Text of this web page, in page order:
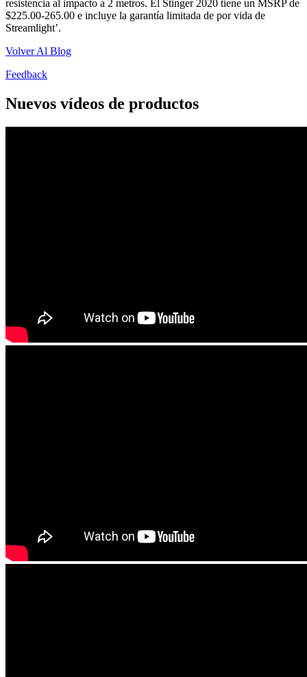
resistencia al impacto a 2 metros. El Stinger 2020 tiene un MSRP de
$225.00-265.00 e incluye la garantía limitada de por vida de
Streamlight’.
Volver Al Blog
Feedback
Nuevos vídeos de productos